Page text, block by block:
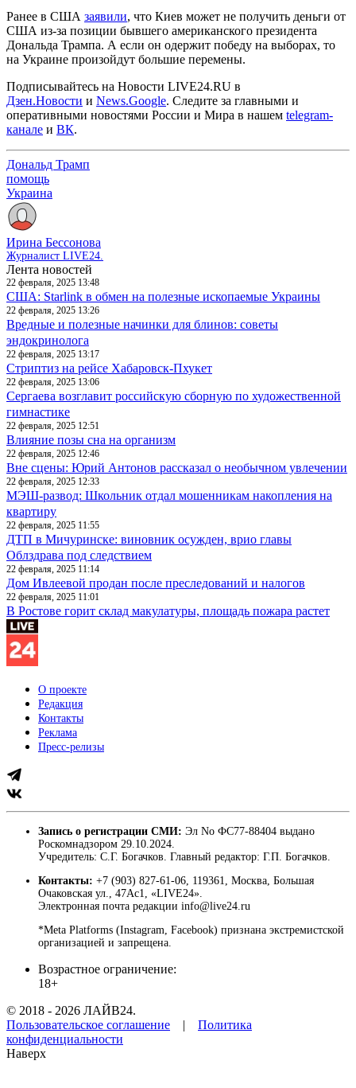
Ранее в США заявили, что Киев может не получить деньги от
США из-за позиции бывшего американского президента
Дональда Трампа. А если он одержит победу на выборах, то
на Украине произойдут большие перемены.
Подписывайтесь на Новости LIVE24.RU в
Дзен.Новости и News.Google. Следите за главными и
оперативными новостями России и Мира в нашем telegram-
канале и ВК.
Дональд Трамп
помощь
Украина
Ирина Бессонова
Журналист LIVE24.
Лента новостей
22 февраля, 2025 13:48
США: Starlink в обмен на полезные ископаемые Украины
22 февраля, 2025 13:26
Вредные и полезные начинки для блинов: советы
эндокринолога
22 февраля, 2025 13:17
Стриптиз на рейсе Хабаровск-Пхукет
22 февраля, 2025 13:06
Сергаева возглавит российскую сборную по художественной
гимнастике
22 февраля, 2025 12:51
Влияние позы сна на организм
22 февраля, 2025 12:46
Вне сцены: Юрий Антонов рассказал о необычном увлечении
22 февраля, 2025 12:33
МЭШ-развод: Школьник отдал мошенникам накопления на
квартиру
22 февраля, 2025 11:55
ДТП в Мичуринске: виновник осужден, врио главы
Облздрава под следствием
22 февраля, 2025 11:14
Дом Ивлеевой продан после преследований и налогов
22 февраля, 2025 11:01
В Ростове горит склад макулатуры, площадь пожара растет
О проекте
Редакция
Контакты
Реклама
Пресс-релизы
Запись о регистрации СМИ: Эл No ФС77-88404 выдано
Роскомнадзором 29.10.2024.
Учредитель: С.Г. Богачков. Главный редактор: Г.П. Богачков.
Контакты: +7 (903) 827-61-06, 119361, Москва, Большая
Очаковская ул., 47Ас1, «LIVE24».
Электронная почта редакции info@live24.ru
*Meta Platforms (Instagram, Facebook) признана экстремистской
организацией и запрещена.
Возрастное ограничение:
18+
© 2018 - 2026 ЛАЙВ24.
Пользовательское соглашение | Политика
конфиденциальности
Наверх